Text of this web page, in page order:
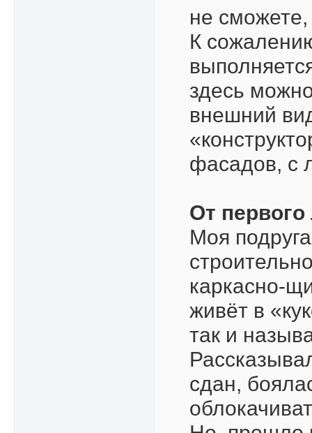
не сможете,
К
здесь
внешний
фасадов, с
От первого
Моя
каркасно-
живёт в
так и
сдан,